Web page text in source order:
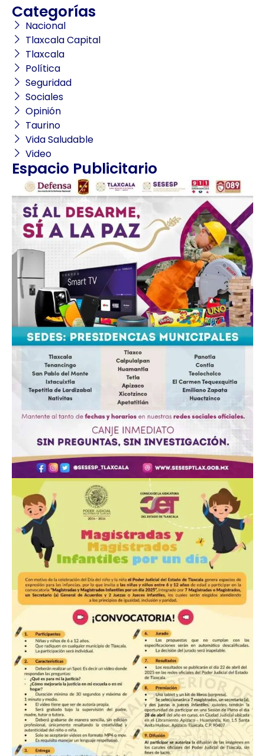
Categorías
Nacional
Tlaxcala Capital
Tlaxcala
Política
Seguridad
Sociales
Opinión
Taurino
Vida Saludable
Video
Espacio Publicitario